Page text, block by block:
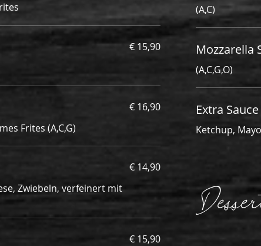
€ 15,90
Mit Schinken und Käse gefüllt paniert mit Pommes Frites (A,C,G)
€ 16,90
Zwiebeln, verfeinert mit
€ 14,90
€ 15,90
(A,C)
Mozzarella
(A,C,G,O)
Extra Sauce
Ketchup,